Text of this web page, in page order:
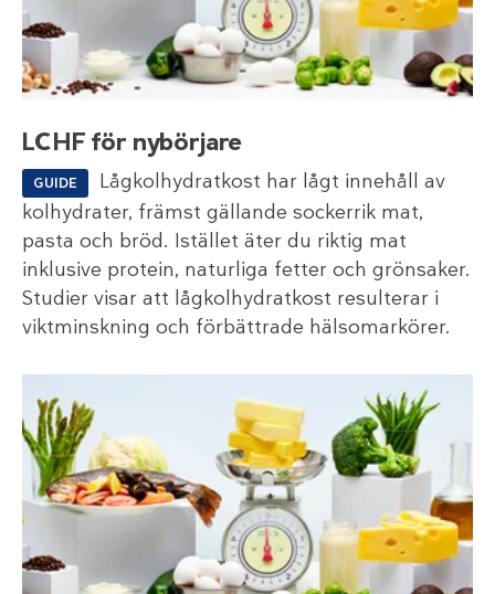
LCHF för nybörjare
GUIDE
Lågkolhydratkost har lågt innehåll av
kolhydrater, främst gällande sockerrik mat,
pasta och bröd. Istället äter du riktig mat
inklusive protein, naturliga fetter och grönsaker.
Studier visar att lågkolhydratkost resulterar i
viktminskning och förbättrade hälsomarkörer.